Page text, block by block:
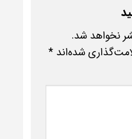
نخواهد شد.
شده‌اند *